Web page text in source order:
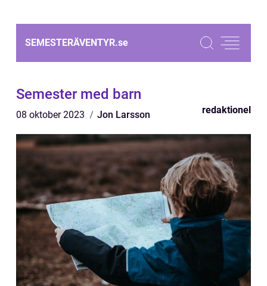
SEMESTERÄVENTYR.se
Semester med barn
08 oktober 2023 Jon Larsson redaktionel